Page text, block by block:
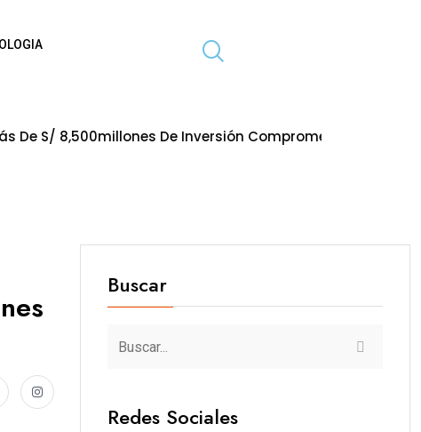
De Inversión Comprometida En Obras
Buscar
Redes Sociales